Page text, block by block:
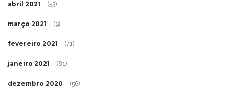
abril 2021 (53)
março 2021 (9)
fevereiro 2021 (71)
janeiro 2021 (81)
dezembro 2020 (56)